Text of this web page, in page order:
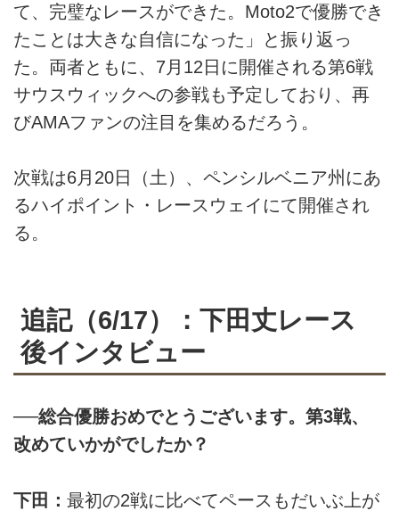
て、完璧なレースができた。Moto2で優勝でき
たことは大きな自信になった」と振り返っ
た。両者ともに、7月12日に開催される第6戦
サウスウィックへの参戦も予定しており、再
びAMAファンの注目を集めるだろう。
次戦は6月20日（土）、ペンシルベニア州にあ
るハイポイント・レースウェイにて開催され
る。
追記（6/17）：下田丈レース
後インタビュー
──総合優勝おめでとうございます。第3戦、
改めていかがでしたか？
下田： 最初の2戦に比べてペースもだいぶ上が